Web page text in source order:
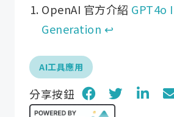
OpenAI 官方介紹 GPT4o
Generation ↩︎
AI工具應用
分享按鈕